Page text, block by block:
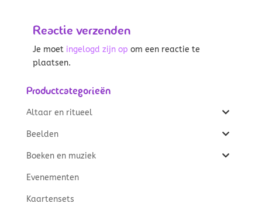
Reactie verzenden
Je moet ingelogd zijn op om een reactie te
plaatsen.
Productcategorieën
Altaar en ritueel
Beelden
Boeken en muziek
Evenementen
Kaartensets